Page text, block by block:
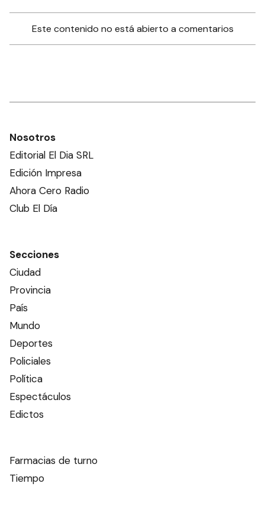
Este contenido no está abierto a comentarios
Nosotros
Editorial El Dia SRL
Edición Impresa
Ahora Cero Radio
Club El Día
Secciones
Ciudad
Provincia
País
Mundo
Deportes
Policiales
Política
Espectáculos
Edictos
Farmacias de turno
Tiempo